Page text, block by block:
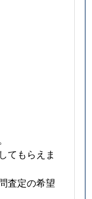
てもらえま
査定の希望